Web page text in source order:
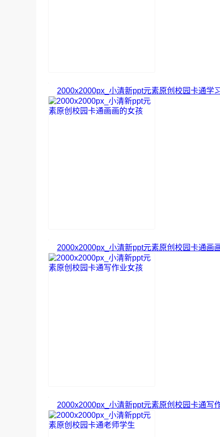
2000x2000px_小清新ppt元素原创校园卡通学
2000x2000px_小清新ppt元素原创校园卡通画
2000x2000px_小清新ppt元素原创校园卡通写